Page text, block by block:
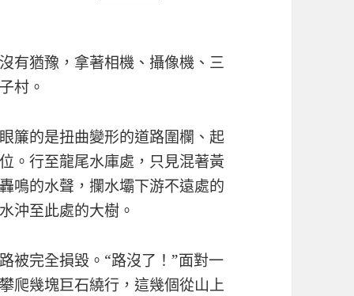
有猶豫，拿著相機、攝像機、三
村。
簾的是扭曲變形的道路圍欄、起
。行至龍尾水庫處，只見混著黃
鳴的水聲，攔水壩下游不遠處的
沖至此處的大樹。
被完全損毀。“路沒了！”面對一
爬幾塊巨石繞行，這幾個從山上